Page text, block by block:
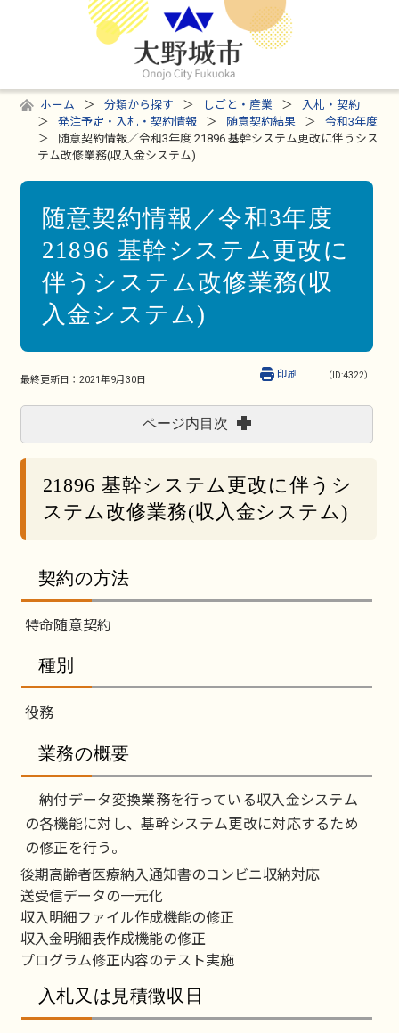
ホーム 分類から探す しごと・産業
入札・契約
発注予定・入札・契約情報
随意契約結果
令和3年度
随意契約情報／令和3年度 21896 基幹システム更改に伴うシス
テム改修業務(収入金システム)
随意契約情報／令和3年度
21896 基幹システム更改に
伴うシステム改修業務(収
入金システム)
最終更新日： 2021年9月30日 （ID:4322）
印刷
ページ内目次
21896 基幹システム更改に伴うシ
ステム改修業務(収入金システム)
契約の方法
特命随意契約
種別
役務
業務の概要
納付データ変換業務を行っている収入金システム
の各機能に対し、基幹システム更改に対応するため
の修正を行う。
後期高齢者医療納入通知書のコンビニ収納対応
送受信データの一元化
収入明細ファイル作成機能の修正
収入金明細表作成機能の修正
プログラム修正内容のテスト実施
入札又は見積徴収日